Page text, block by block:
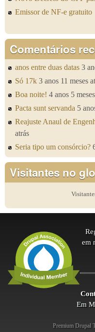
Emissor de NF-e gratuito
Comentários
anos entre duas datas 3
Só 17k 3 anos 11 meses
Boa noite! 4 anos 5
Pacta sunt servanda 5
Reajuste Anaul de
atrás
Seria tipo um consórcio?
Visitantes no
em
Em
Premium Drupal